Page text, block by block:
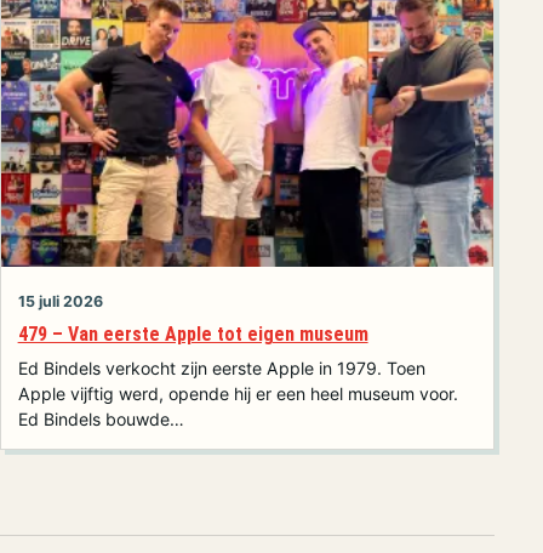
15 juli 2026
479 – Van eerste Apple tot eigen museum
Ed Bindels verkocht zijn eerste Apple in 1979. Toen
Apple vijftig werd, opende hij er een heel museum voor.
Ed Bindels bouwde…